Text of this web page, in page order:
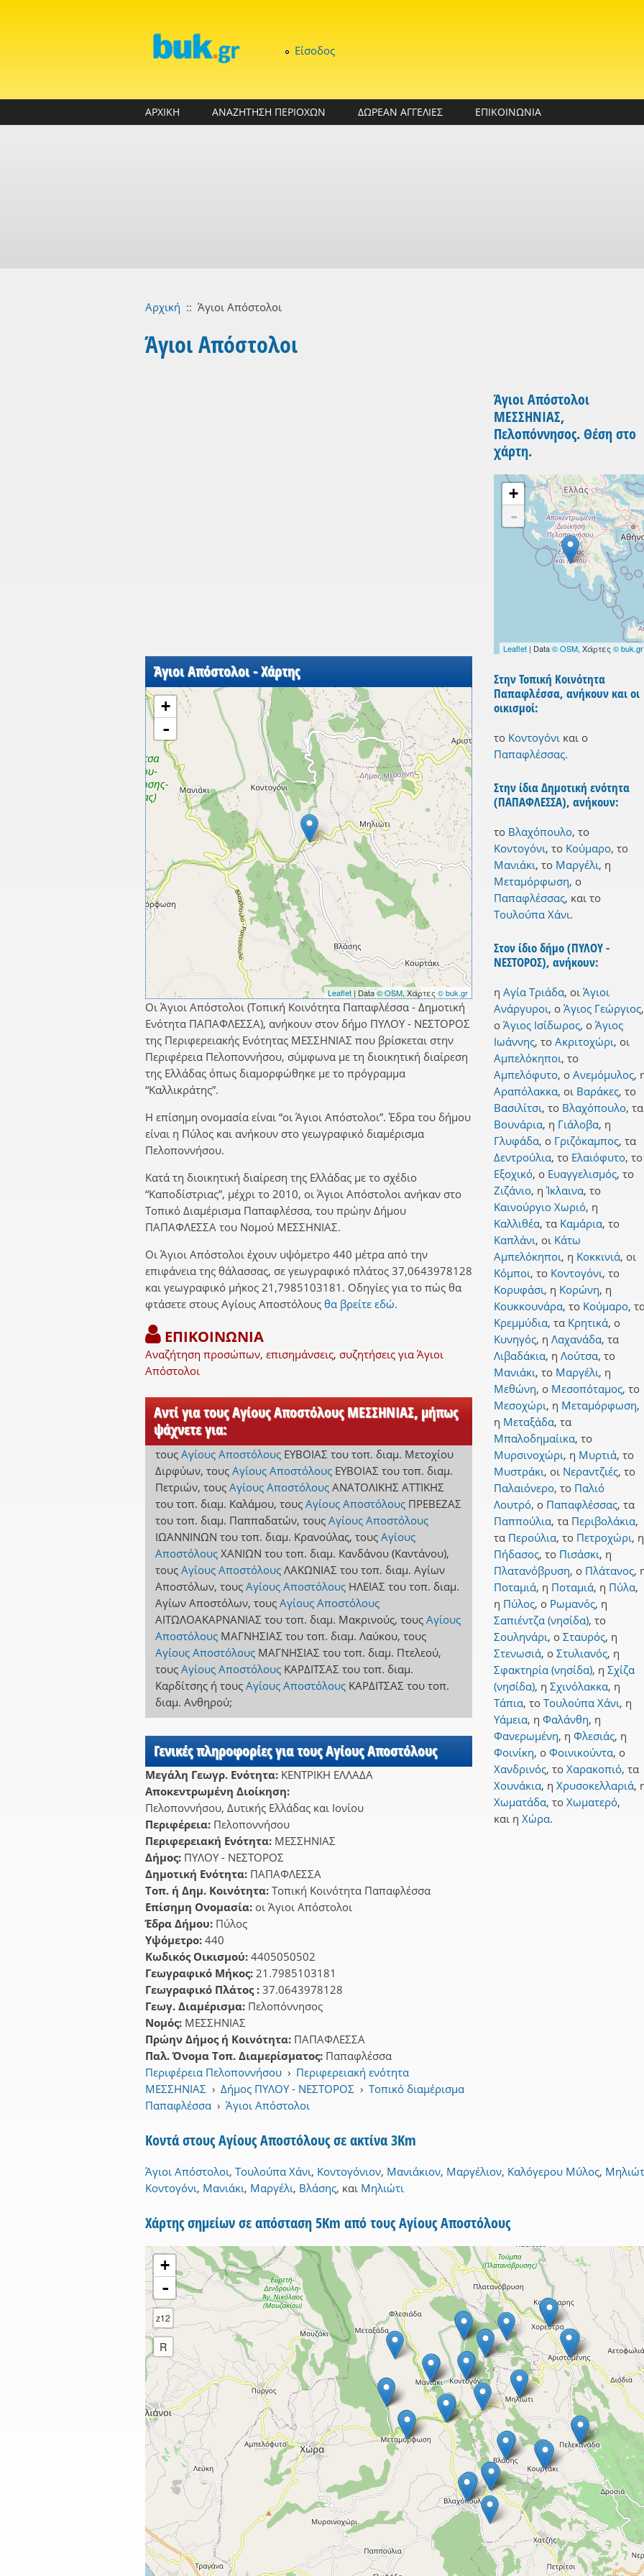
Είσοδος
ΑΡΧΙΚΗ ΑΝΑΖΗΤΗΣΗ ΠΕΡΙΟΧΩΝ ΔΩΡΕΑΝ ΑΓΓΕΛΙΕΣ ΕΠΙΚΟΙΝΩΝΙΑ
Αρχική :: Άγιοι Απόστολοι
Άγιοι Απόστολοι
Άγιοι Απόστολοι - Χάρτης
+
-
Leaflet | Data© OSM, Χάρτες© buk.gr
Οι Άγιοι Απόστολοι (Τοπική Κοινότητα Παπαφλέσσα - Δημοτική
Ενότητα ΠΑΠΑΦΛΕΣΣΑ), ανήκουν στον δήμο ΠΥΛΟΥ - ΝΕΣΤΟΡΟΣ
της Περιφερειακής Ενότητας ΜΕΣΣΗΝΙΑΣ που βρίσκεται στην
Περιφέρεια Πελοποννήσου, σύμφωνα με τη διοικητική διαίρεση
της Ελλάδας όπως διαμορφώθηκε με το πρόγραμμα
“Καλλικράτης”.
Η επίσημη ονομασία είναι “οι Άγιοι Απόστολοι”. Έδρα του δήμου
είναι η Πύλος και ανήκουν στο γεωγραφικό διαμέρισμα
Πελοποννήσου.
Κατά τη διοικητική διαίρεση της Ελλάδας με το σχέδιο
“Καποδίστριας”, μέχρι το 2010, οι Άγιοι Απόστολοι ανήκαν στο
Τοπικό Διαμέρισμα Παπαφλέσσα, του πρώην Δήμου
ΠΑΠΑΦΛΕΣΣΑ του Νομού ΜΕΣΣΗΝΙΑΣ.
Οι Άγιοι Απόστολοι έχουν υψόμετρο 440 μέτρα από την
επιφάνεια της θάλασσας, σε γεωγραφικό πλάτος 37,0643978128
και γεωγραφικό μήκος 21,7985103181. Οδηγίες για το πώς θα
φτάσετε στους Αγίους Αποστόλους θα βρείτε εδώ.
ΕΠΙΚΟΙΝΩΝΙΑ
Αναζήτηση προσώπων, επισημάνσεις, συζητήσεις για Άγιοι
Απόστολοι
Αντί για τους Αγίους Αποστόλους ΜΕΣΣΗΝΙΑΣ, μήπως
ψάχνετε για:
τους Αγίους Αποστόλους ΕΥΒΟΙΑΣ του τοπ. διαμ. Μετοχίου
Διρφύων, τους Αγίους Αποστόλους ΕΥΒΟΙΑΣ του τοπ. διαμ.
Πετριών, τους Αγίους Αποστόλους ΑΝΑΤΟΛΙΚΗΣ ΑΤΤΙΚΗΣ
του τοπ. διαμ. Καλάμου, τους Αγίους Αποστόλους ΠΡΕΒΕΖΑΣ
του τοπ. διαμ. Παππαδατών, τους Αγίους Αποστόλους
ΙΩΑΝΝΙΝΩΝ του τοπ. διαμ. Κρανούλας, τους Αγίους
Αποστόλους ΧΑΝΙΩΝ του τοπ. διαμ. Κανδάνου (Καντάνου),
τους Αγίους Αποστόλους ΛΑΚΩΝΙΑΣ του τοπ. διαμ. Αγίων
Αποστόλων, τους Αγίους Αποστόλους ΗΛΕΙΑΣ του τοπ. διαμ.
Αγίων Αποστόλων, τους Αγίους Αποστόλους
ΑΙΤΩΛΟΑΚΑΡΝΑΝΙΑΣ του τοπ. διαμ. Μακρινούς, τους Αγίους
Αποστόλους ΜΑΓΝΗΣΙΑΣ του τοπ. διαμ. Λαύκου, τους
Αγίους Αποστόλους ΜΑΓΝΗΣΙΑΣ του τοπ. διαμ. Πτελεού,
τους Αγίους Αποστόλους ΚΑΡΔΙΤΣΑΣ του τοπ. διαμ.
Καρδίτσηςή τους Αγίους Αποστόλους ΚΑΡΔΙΤΣΑΣ του τοπ.
διαμ. Ανθηρού;
Γενικές πληροφορίες για τους Αγίους Αποστόλους
Μεγάλη Γεωγρ. Ενότητα: ΚΕΝΤΡΙΚΗ ΕΛΛΑΔΑ
Αποκεντρωμένη Διοίκηση:
Πελοποννήσου, Δυτικής Ελλάδας και Ιονίου
Περιφέρεια: Πελοποννήσου
Περιφερειακή Ενότητα: ΜΕΣΣΗΝΙΑΣ
Δήμος: ΠΥΛΟΥ - ΝΕΣΤΟΡΟΣ
Δημοτική Ενότητα: ΠΑΠΑΦΛΕΣΣΑ
Τοπ. ή Δημ. Κοινότητα: Τοπική Κοινότητα Παπαφλέσσα
Επίσημη Ονομασία: οι Άγιοι Απόστολοι
Έδρα Δήμου: Πύλος
Υψόμετρο: 440
Κωδικός Οικισμού: 4405050502
Γεωγραφικό Μήκος: 21.7985103181
Γεωγραφικό Πλάτος : 37.0643978128
Γεωγ. Διαμέρισμα: Πελοπόννησος
Νομός: ΜΕΣΣΗΝΙΑΣ
Πρώην Δήμος ή Κοινότητα: ΠΑΠΑΦΛΕΣΣΑ
Παλ. Όνομα Τοπ. Διαμερίσματος: Παπαφλέσσα
Περιφέρεια Πελοποννήσου › Περιφερειακή ενότητα
ΜΕΣΣΗΝΙΑΣ › Δήμος ΠΥΛΟΥ - ΝΕΣΤΟΡΟΣ › Τοπικό διαμέρισμα
Παπαφλέσσα › Άγιοι Απόστολοι
Άγιοι Απόστολοι
ΜΕΣΣΗΝΙΑΣ,
Πελοπόννησος. Θέση στο
χάρτη.
+
-
Leaflet| Data© OSM, Χάρτες © buk.gr
Στην Τοπική Κοινότητα
Παπαφλέσσα, ανήκουν και οι
οικισμοί:
το Κοντογόνι και ο
Παπαφλέσσας.
Στην ίδια Δημοτική ενότητα
(ΠΑΠΑΦΛΕΣΣΑ), ανήκουν:
το Βλαχόπουλο, το
Κοντογόνι, το Κούμαρο, το
Μανιάκι, το Μαργέλι, η
Μεταμόρφωση, ο
Παπαφλέσσας, και το
Τουλούπα Χάνι.
Στον ίδιο δήμο (ΠΥΛΟΥ -
ΝΕΣΤΟΡΟΣ), ανήκουν:
η Αγία Τριάδα, οι Άγιοι
Ανάργυροι, ο Άγιος Γεώργιος,
ο Άγιος Ισίδωρος, ο Άγιος
Ιωάννης, το Ακριτοχώρι, οι
Αμπελόκηποι, το
Αμπελόφυτο, ο Ανεμόμυλος,
Αραπόλακκα, οι Βαράκες, το
Βασιλίτσι, το Βλαχόπουλο, τα
Βουνάρια, η Γιάλοβα, η
Γλυφάδα, ο Γριζόκαμπος, τα
Δεντρούλια, το Ελαιόφυτο, το
Εξοχικό, ο Ευαγγελισμός, το
Ζιζάνιο, η Ίκλαινα, το
Καινούργιο Χωριό, η
Καλλιθέα, τα Καμάρια, το
Καπλάνι, οι Κάτω
Αμπελόκηποι, η Κοκκινιά, οι
Κόμποι, το Κοντογόνι, το
Κορυφάσι, η Κορώνη, η
Κουκκουνάρα, το Κούμαρο,
Κρεμμύδια, τα Κρητικά, ο
Κυνηγός, η Λαχανάδα, τα
Λιβαδάκια, η Λούτσα, το
Μανιάκι, το Μαργέλι, η
Μεθώνη, ο Μεσοπόταμος, το
Μεσοχώρι, η Μεταμόρφωση,
η Μεταξάδα, τα
Μπαλοδημαίικα, το
Μυρσινοχώρι, η Μυρτιά, το
Μυστράκι, οι Νεραντζιές, το
Παλαιόνερο, το Παλιό
Λουτρό, ο Παπαφλέσσας, τα
Παππούλια, τα Περιβολάκια,
τα Περούλια, το Πετροχώρι, η
Πήδασος, το Πισάσκι, η
Πλατανόβρυση, ο Πλάτανος,
Ποταμιά, η Ποταμιά, η Πύλα,
η Πύλος, ο Ρωμανός, η
Σαπιέντζα (νησίδα), το
Σουληνάρι, ο Σταυρός, η
Στενωσιά, ο Στυλιανός, η
Σφακτηρία (νησίδα), η Σχίζα
(νησίδα), η Σχινόλακκα, η
Τάπια, το Τουλούπα Χάνι, η
Υάμεια, η Φαλάνθη, η
Φανερωμένη, η Φλεσιάς, η
Φοινίκη, ο Φοινικούντα, ο
Χανδρινός, το Χαρακοπιό, τα
Χουνάκια, η Χρυσοκελλαριά,
Χωματάδα, το Χωματερό,
και η Χώρα.
Κοντά στους Αγίους Αποστόλους σε ακτίνα 3Km
Άγιοι Απόστολοι, Τουλούπα Χάνι, Κοντογόνιον, Μανιάκιον, Μαργέλιον, Καλόγερου Μύλος,
Κοντογόνι, Μανιάκι, Μαργέλι, Βλάσης, και Μηλιώτι
Χάρτης σημείων σε απόσταση 5Km από τους Αγίους Αποστόλους
+
-
z12
R